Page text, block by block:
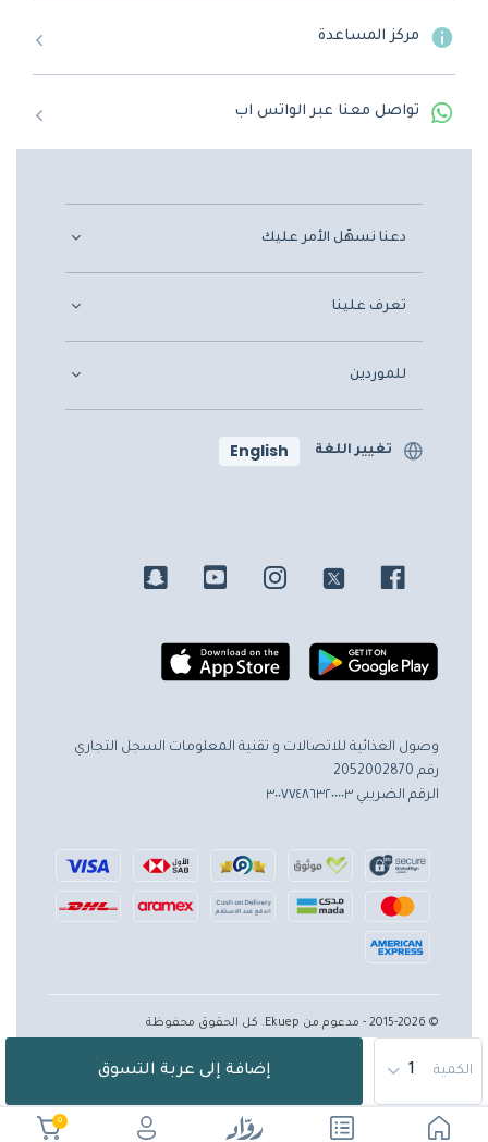
0
الكمية إضافة إلى عربة التسوق
مركز المساعدة
تواصل معنا عبر الواتس اب
دعنا نسهّل الأمر عليك
تعرف علينا
للموردين
تغيير اللغة English
وصول الغذائية للاتصالات و تقنية المعلومات السجل التجاري
رقم 2052002870
الرقم الضريبي ٣٠٠٧٧٤٨٦٣٢٠٠٠٠٣
© 2015-2026 - مدعوم من Ekuep. كل الحقوق محفوظة